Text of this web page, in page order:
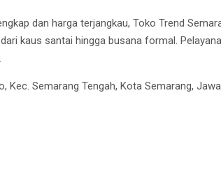
dan harga terjangkau, Toko Trend
kaus santai hingga busana formal.
Kec. Semarang Tengah, Kota Semarang,